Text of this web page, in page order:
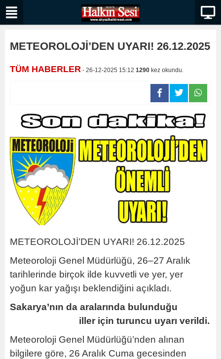
METEOROLOJİ’DEN UYARI! 26.12.2025
TÜM HABERLER - 26-12-2025 15:12 1290 kez okundu.
METEOROLOJİ’DEN UYARI! 26.12.2025
Meteoroloji Genel Müdürlüğü, 26–27 Aralık
tarihlerinde birçok ilde kuvvetli ve yer, yer
yoğun kar yağışı beklendiğini açıkladı.
Sakarya’nın da aralarında bulunduğu
iller için turuncu uyarı verildi.
Meteoroloji Genel Müdürlüğü’nden alınan
bilgilere göre, 26 Aralık Cuma gecesinden